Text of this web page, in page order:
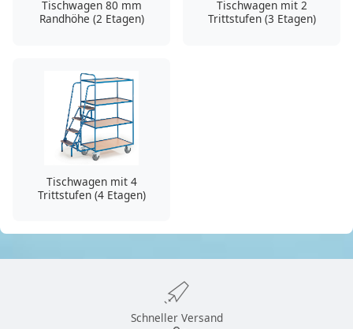
Tischwagen 80 mm
Randhöhe (2 Etagen)
Tischwagen mit 2
Trittstufen (3 Etagen)
Tischwagen mit 4
Trittstufen (4 Etagen)
Schneller Versand